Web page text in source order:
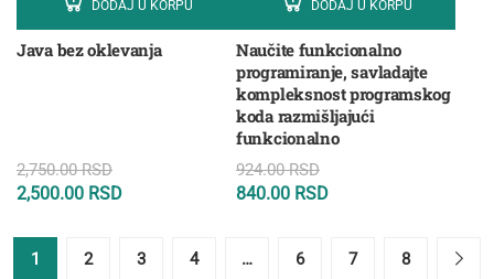
Java bez oklevanja
2,750.00RSD
2,500.00 RSD
DODAJ U KORPU
Naučite funkcionalno
programiranje, savladajte
kompleksnost programskog
koda razmišljajući
funkcionalno
924.00RSD
840.00 RSD
DODAJ U KORPU
1 2 3 4 … 6 7 8